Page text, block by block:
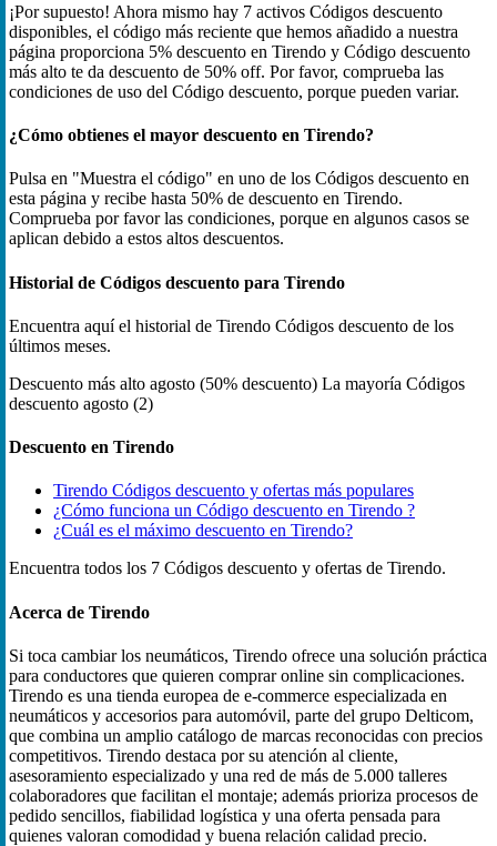
¡Por supuesto! Ahora mismo hay 7 activos Códigos descuento
disponibles, el código más reciente que hemos añadido a nuestra
página proporciona 5% descuento en Tirendo y Código descuento
más alto te da descuento de 50% off. Por favor, comprueba las
condiciones de uso del Código descuento, porque pueden variar.
¿Cómo obtienes el mayor descuento en Tirendo?
Pulsa en "Muestra el código" en uno de los Códigos descuento en
esta página y recibe hasta 50% de descuento en Tirendo.
Comprueba por favor las condiciones, porque en algunos casos se
aplican debido a estos altos descuentos.
Historial de Códigos descuento para Tirendo
Encuentra aquí el historial de Tirendo Códigos descuento de los
últimos meses.
Descuento más alto agosto (50% descuento) La mayoría Códigos
descuento agosto (2)
Descuento en Tirendo
Tirendo Códigos descuento y ofertas más populares
¿Cómo funciona un Código descuento en Tirendo ?
¿Cuál es el máximo descuento en Tirendo?
Encuentra todos los 7 Códigos descuento y ofertas de Tirendo.
Acerca de Tirendo
Si toca cambiar los neumáticos, Tirendo ofrece una solución práctica
para conductores que quieren comprar online sin complicaciones.
Tirendo es una tienda europea de e-commerce especializada en
neumáticos y accesorios para automóvil, parte del grupo Delticom,
que combina un amplio catálogo de marcas reconocidas con precios
competitivos. Tirendo destaca por su atención al cliente,
asesoramiento especializado y una red de más de 5.000 talleres
colaboradores que facilitan el montaje; además prioriza procesos de
pedido sencillos, fiabilidad logística y una oferta pensada para
quienes valoran comodidad y buena relación calidad precio.